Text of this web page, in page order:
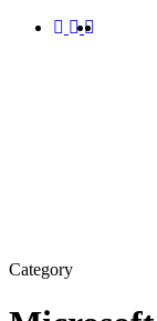
facebook
linkedin
instagram
Category